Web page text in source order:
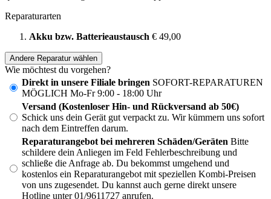
Reparaturarten
Akku bzw. Batterieaustausch € 49,00
Andere Reparatur wählen
Wie möchtest du vorgehen?
Direkt in unsere Filiale bringen SOFORT-REPARATUREN
MÖGLICH Mo-Fr 9:00 - 18:00 Uhr
Versand (Kostenloser Hin- und Rückversand ab 50€)
Schick uns dein Gerät gut verpackt zu. Wir kümmern uns sofort
nach dem Eintreffen darum.
Reparaturangebot bei mehreren Schäden/Geräten Bitte
schildere dein Anliegen im Feld Fehlerbeschreibung und
schließe die Anfrage ab. Du bekommst umgehend und
kostenlos ein Reparaturangebot mit speziellen Kombi-Preisen
von uns zugesendet. Du kannst auch gerne direkt unsere
Hotline unter 01/9611727 anrufen.